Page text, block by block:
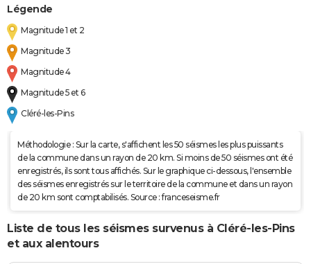
Légende
Magnitude 1 et 2
Magnitude 3
Magnitude 4
Magnitude 5 et 6
Cléré-les-Pins
Méthodologie : Sur la carte, s'affichent les 50 séismes les plus puissants
de la commune dans un rayon de 20 km. Si moins de 50 séismes ont été
enregistrés, ils sont tous affichés. Sur le graphique ci-dessous, l'ensemble
des séismes enregistrés sur le territoire de la commune et dans un rayon
de 20 km sont comptabilisés. Source : franceseisme.fr
Liste de tous les séismes survenus à Cléré-les-Pins
et aux alentours